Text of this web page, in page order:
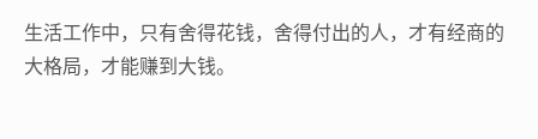
生活工作中，只有舍得花钱，舍得付出的人，才有经商的
大格局，才能赚到大钱。